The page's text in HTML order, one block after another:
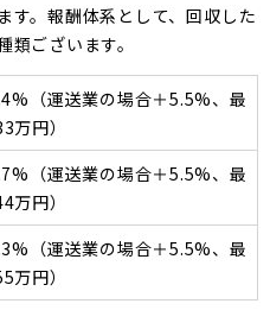
す。報酬体系として、回収した
ございます。
（運送業の場合＋5.5%、最
万円）
（運送業の場合＋5.5%、最
万円）
（運送業の場合＋5.5%、最
万円）